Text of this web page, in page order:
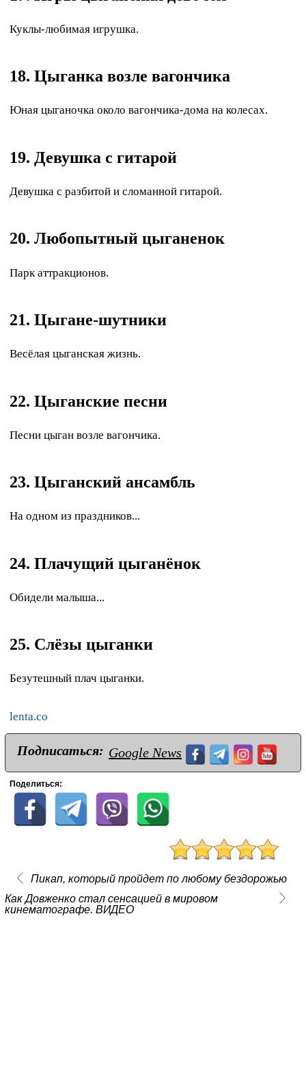
Куклы-любимая игрушка.
18. Цыганка возле вагончика
Юная цыганочка около вагончика-дома на колесах.
19. Девушка с гитарой
Девушка с разбитой и сломанной гитарой.
20. Любопытный цыганенок
Парк аттракционов.
21. Цыгане-шутники
Весёлая цыганская жизнь.
22. Цыганские песни
Песни цыган возле вагончика.
23. Цыганский ансамбль
На одном из праздников...
24. Плачущий цыганёнок
Обидели малыша...
25. Слёзы цыганки
Безутешный плач цыганки.
lenta.co
Подписаться: Google News
Поделиться:
Пикап, который пройдет по любому бездорожью
Как Довженко стал сенсацией в мировом
кинематографе. ВИДЕО